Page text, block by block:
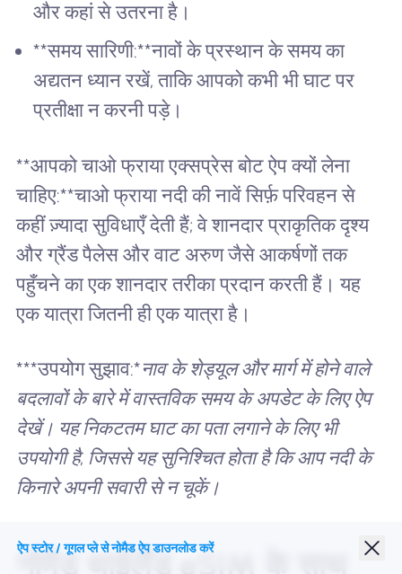
और कहां से उतरना है।
**समय सारिणी:**नावों के प्रस्थान के समय का
अद्यतन ध्यान रखें, ताकि आपको कभी भी घाट पर
प्रतीक्षा न करनी पड़े।
**आपको चाओ फ्राया एक्सप्रेस बोट ऐप क्यों लेना
चाहिए:**चाओ फ्राया नदी की नावें सिर्फ़ परिवहन से
कहीं ज़्यादा सुविधाएँ देती हैं; वे शानदार प्राकृतिक दृश्य
और ग्रैंड पैलेस और वाट अरुण जैसे आकर्षणों तक
पहुँचने का एक शानदार तरीका प्रदान करती हैं। यह
एक यात्रा जितनी ही एक यात्रा है।
***उपयोग सुझाव:*नाव के शेड्यूल और मार्ग में होने वाले
बदलावों के बारे में वास्तविक समय के अपडेट के लिए ऐप
देखें। यह निकटतम घाट का पता लगाने के लिए भी
उपयोगी है, जिससे यह सुनिश्चित होता है कि आप नदी के
किनारे अपनी सवारी से न चूकें।
नोमैड थाईलैंड eSIM के साथ
ऐप स्टोर / गूगल प्ले से नोमैड ऐप डाउनलोड करें